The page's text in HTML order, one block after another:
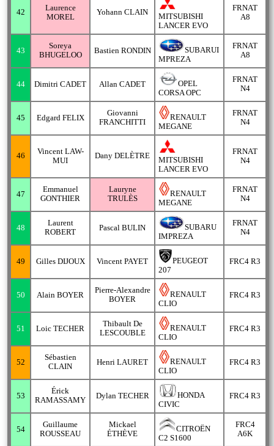
42
Laurence
MOREL
Yohann CLAIN
MITSUBISHI
LANCER EVO
FRNAT
A8
43
Soreya
BHUGELOO
Bastien RONDIN
SUBARUI
MPREZA
FRNAT
A8
44 Dimitri CADET Allan CADET
OPEL
CORSA OPC
FRNAT
N4
45 Edgard FELIX
Giovanni
FRANCHITTI
RENAULT
MEGANE
FRNAT
N4
46
Vincent LAW-
MUI
Dany DELÈTRE
MITSUBISHI
LANCER EVO
FRNAT
N4
47
Emmanuel
GONTHIER
Lauryne
TRULÈS
RENAULT
MEGANE
FRNAT
N4
48
Laurent
ROBERT
Pascal BULIN
SUBARU
IMPREZA
FRNAT
N4
49 Gilles DIJOUX Vincent PAYET
PEUGEOT
207
FRC4 R3
50 Alain BOYER
Pierre-Alexandre
BOYER
RENAULT
CLIO
FRC4 R3
51 Loic TECHER
Thibault De
LESCOUBLE
RENAULT
CLIO
FRC4 R3
52
Sébastien
CLAIN
Henri LAURET
RENAULT
CLIO
FRC4 R3
53
Érick
RAMASSAMY
Dylan TECHER
HONDA
CIVIC
FRC4 R3
54
Guillaume
ROUSSEAU
Mickael
ÉTHÈVE
CITROËN
C2 S1600
FRC4
A6K